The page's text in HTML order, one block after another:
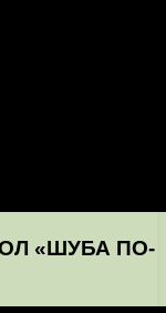
«ШУБА ПО-